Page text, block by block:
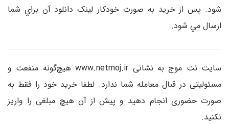
شود. پس از خريد به صورت خودکار لينک دانلود آن براي شما
ارسال مي شود.
سایت نت موج به نشانی www.netmoj.ir هیچ‌گونه منفعت و
مسئولیتی در قبال معامله شما ندارد. لطفا خرید خود را فقط به
صورت حضوری انجام دهید و پیش از آن هیچ مبلغی را واریز
نکنید.